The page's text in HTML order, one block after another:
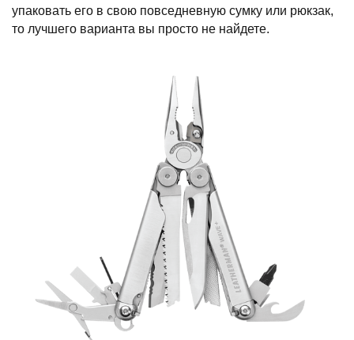
упаковать его в свою повседневную сумку или рюкзак,
то лучшего варианта вы просто не найдете.